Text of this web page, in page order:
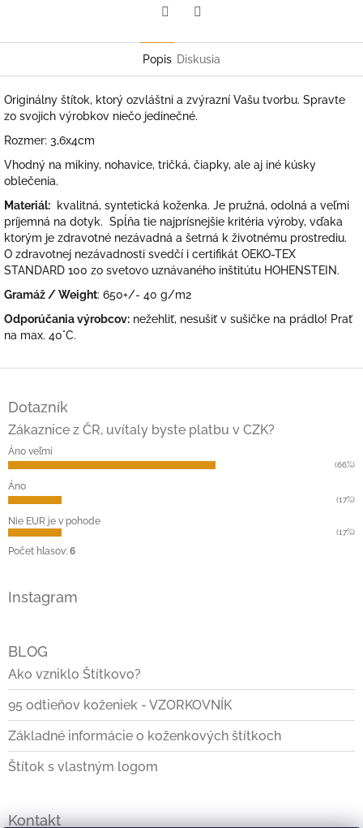
Popis Diskusia
Originálny štítok, ktorý ozvláštni a zvýrazní Vašu tvorbu. Spravte
zo svojich výrobkov niečo jedinečné.
Rozmer: 3,6x4cm
Vhodný na mikiny, nohavice, tričká, čiapky, ale aj iné kúsky
oblečenia.
Materiál: kvalitná, syntetická koženka. Je pružná, odolná a veľmi
príjemná na dotyk. Spĺňa tie najprísnejšie kritéria výroby, vďaka
ktorým je zdravotné nezávadná a šetrná k životnému prostrediu.
O zdravotnej nezávadnosti svedčí i certifikát OEKO-TEX
STANDARD 100 zo svetovo uznávaného inštitútu HOHENSTEIN.
Gramáž / Weight: 650+/- 40 g/m2
Odporúčania výrobcov: nežehliť, nesušiť v sušičke na prádlo! Prať
na max. 40°C.
e
Dotazník
Zákaznice z ČR, uvítaly byste platbu v CZK?
Áno veľmi
(66%)
Áno
(17%)
Nie EUR je v pohode
(17%)
Počet hlasov: 6
Instagram
BLOG
Ako vzniklo Štítkovo?
95 odtieňov koženiek - VZORKOVNÍK
Základné informácie o koženkových štítkoch
Štítok s vlastným logom
Kontakt